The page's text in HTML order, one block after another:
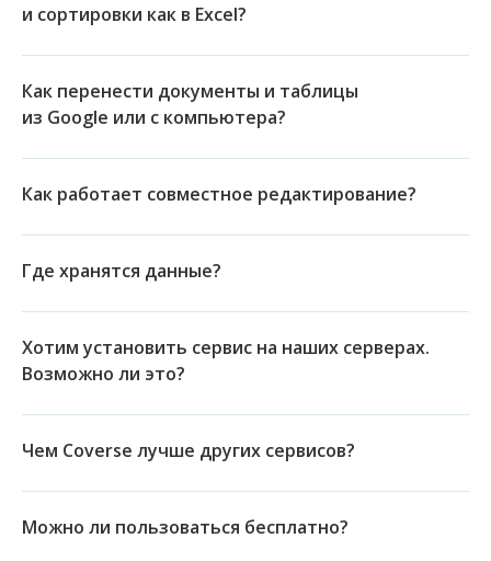
и сортировки как в Excel?
Как перенести документы и таблицы
из Google или с компьютера?
Как работает совместное редактирование?
Где хранятся данные?
Хотим установить сервис на наших серверах.
Возможно ли это?
Чем Coverse лучше других сервисов?
Можно ли пользоваться бесплатно?